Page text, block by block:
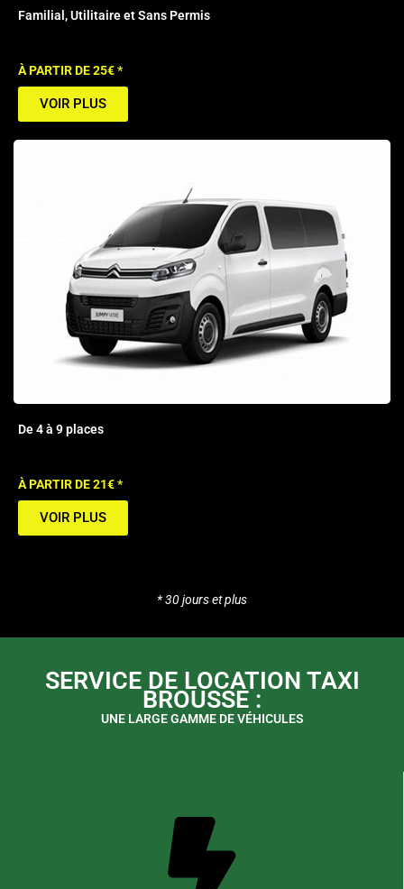
Familial, Utilitaire et Sans Permis
À PARTIR DE 25€ *
VOIR PLUS
De 4 à 9 places
À PARTIR DE 21€ *
VOIR PLUS
* 30 jours et plus
SERVICE DE LOCATION TAXI
BROUSSE :
UNE LARGE GAMME DE VÉHICULES